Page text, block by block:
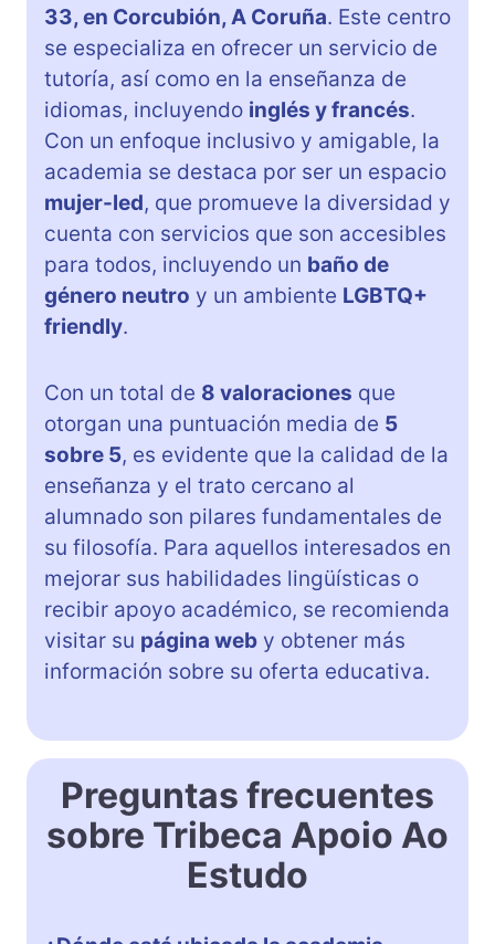
33, en Corcubión, A Coruña. Este centro
se especializa en ofrecer un servicio de
tutoría, así como en la enseñanza de
idiomas, incluyendo inglés y francés.
Con un enfoque inclusivo y amigable, la
academia se destaca por ser un espacio
mujer-led, que promueve la diversidad y
cuenta con servicios que son accesibles
para todos, incluyendo un baño de
género neutro y un ambiente LGBTQ+
friendly.
Con un total de 8 valoraciones que
otorgan una puntuación media de 5
sobre 5, es evidente que la calidad de la
enseñanza y el trato cercano al
alumnado son pilares fundamentales de
su filosofía. Para aquellos interesados en
mejorar sus habilidades lingüísticas o
recibir apoyo académico, se recomienda
visitar su página web y obtener más
información sobre su oferta educativa.
Preguntas frecuentes
sobre Tribeca Apoio Ao
Estudo